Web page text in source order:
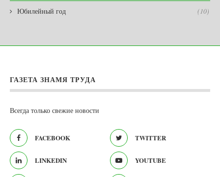
Юбилейный год (10)
ГАЗЕТА ЗНАМЯ ТРУДА
Всегда только свежие новости
FACEBOOK TWITTER
LINKEDIN YOUTUBE